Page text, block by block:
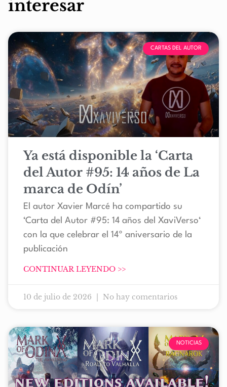
interesar
CARTAS DEL AUTOR
Ya está disponible la ‘Carta
del Autor #95: 14 años de La
marca de Odín’
El autor Xavier Marcé ha compartido su
‘Carta del Autor #95: 14 años del XaviVerso‘
con la que celebrar el 14º aniversario de la
publicación
CONTINUAR LEYENDO >>
10 de julio de 2026 No hay comentarios
NOTICIAS